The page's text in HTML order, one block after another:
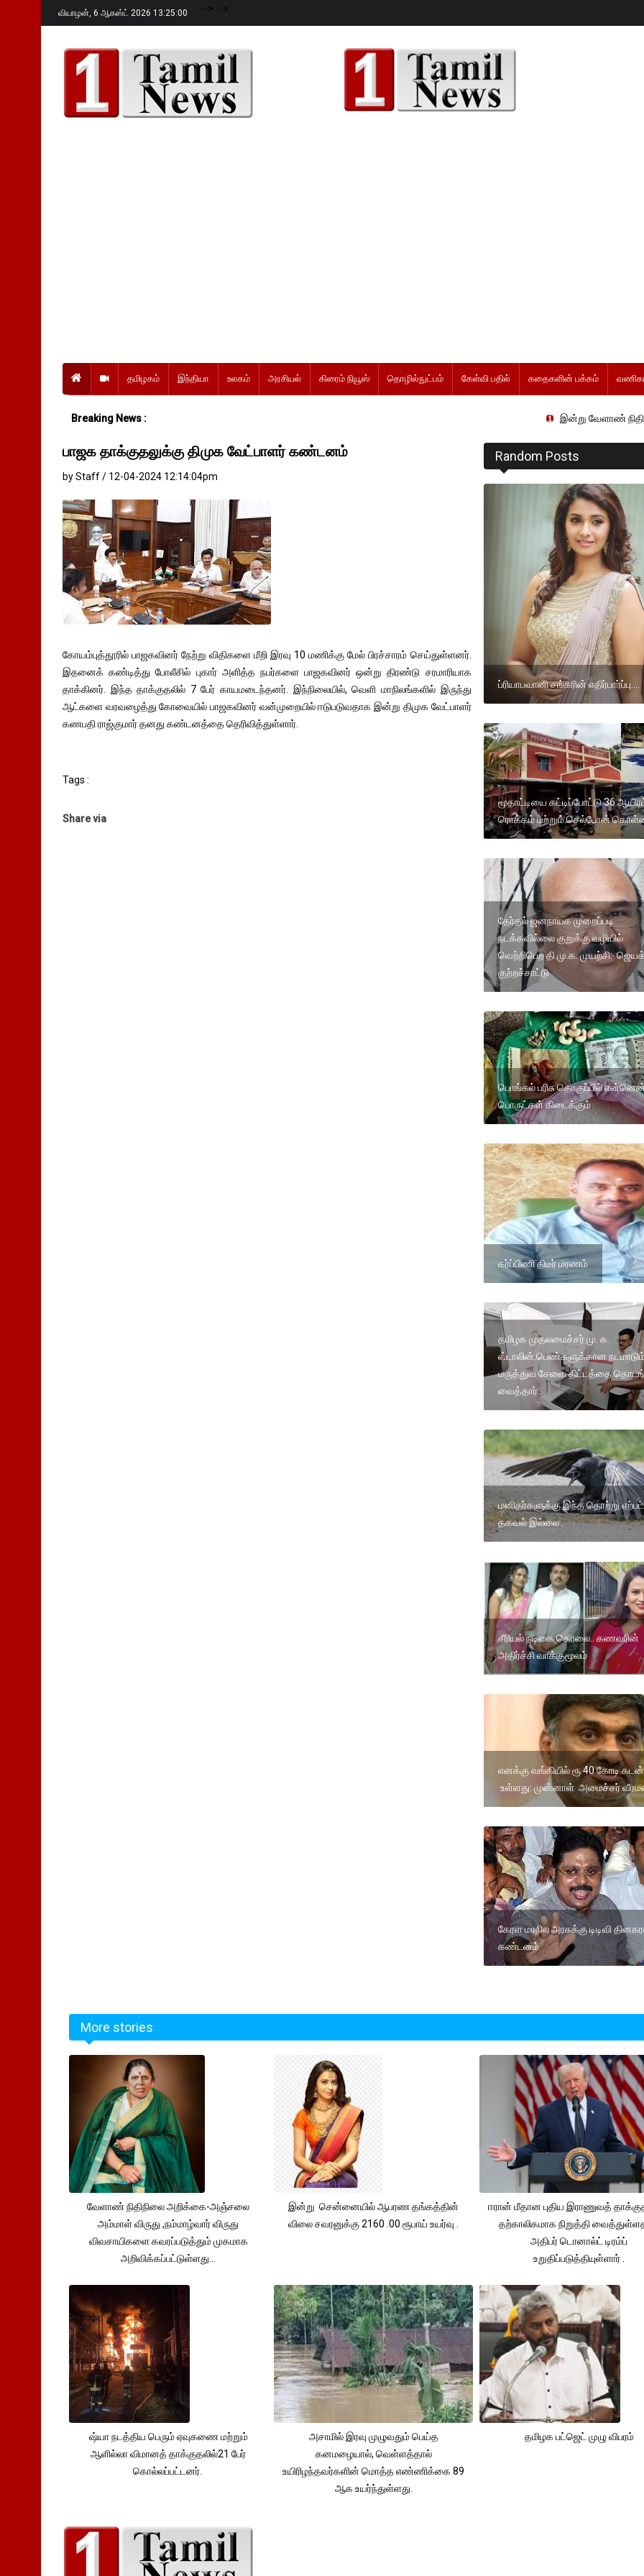
வியாழன், 6 ஆகஸ்ட் 2026 13:25:01 --> -->
தமிழகம் இந்தியா உலகம் அரசியல் கிரைம் நியூஸ் தொழில்நுட்பம் கேள்வி பதில் கதைகளின் பக்கம்
Breaking News : இன்று வேளாண் நிதிநிலை
பாஜக தாக்குதலுக்கு திமுக வேட்பாளர் கண்டனம்
by Staff / 12-04-2024 12:14:04pm
கோயம்புத்தூரில் பாஜகவினர் நேற்று விதிகளை மீறி இரவு 10 மணிக்கு மேல் பிரச்சாரம் செய்துள்ளனர்.
இதனைக் கண்டித்து போலீசில் புகார் அளித்த நபர்களை பாஜகவினர் ஒன்று திரண்டு சரமாரியாக
தாக்கினர். இந்த தாக்குதலில் 7 பேர் காயமடைந்தனர். இந்நிலையில், வெளி மாநிலங்களில் இருந்து
ஆட்களை வரவழைத்து கோவையில் பாஜகவினர் வன்முறையில் ஈடுபடுவதாக இன்று திமுக வேட்பாளர்
கணபதி ராஜ்குமார் தனது கண்டனத்தை தெரிவித்துள்ளார்.
Tags :
Share via
Random Posts
ப்ரியாபவானி சங்கரின் எதிர்பார்ப்பு....
மூதாட்டியை கட்டிப்போட்டு 36
ரொக்கம் மற்றும் செல்போன்
தேர்தல் ஜனநாயக முறைப்படி
நடக்கவில்லை குறுக்கு வழியில்
வெற்றிபெற தி.மு.க. முயற்சி:
குற்றச்சாட்டு
பொங்கல் பரிசு தொகுப்பில்
பொருட்கள் கிடைக்கும்
கர்ப்பிணி திடீர் மரணம்
தமிழக முதலமைச்சர் மு. க.
ஸ்டாலின்.பெண்களுக்கான
மருத்துவ சேவை திட்டத்தை
வைத்தார்..
மனிதர்களுக்கு இந்த தொற்று
தகவல் இல்லை .
சீரியல் நடிகை கொலை.. கணவரின்
அதிர்ச்சி வாக்குமூலம்
எனக்கு வங்கியில் ரூ 40 கோடி கடன்
உள்ளது: முன்னாள் அமைச்சர்
கேரள மாநில அரசுக்கு டிடிவி
கண்டனம்
More stories
வேளாண் நிதிநிலை அறிக்கை-அஞ்சலை
அம்மாள் விருது ,நம்மாழ்வார் விருது
விவசாயிகளை கவரப்படுத்தும் முகமாக
அறிவிக்கப்பட்டுள்ளது...
இன்று சென்னையில் ஆபரண தங்கத்தின்
விலை சவரனுக்கு 2160 .00 ரூபாய் உயர்வு .
ஈரான் மீதான புதிய இராணுவத்
தற்காலிகமாக நிறுத்தி
அதிபர் டொனால்ட் டிரம்ப்
உறுதிப்படுத்தியுள்ளார் .
ஷ்யா நடத்திய பெரும் ஏவுகணை மற்றும்
ஆளில்லா விமானத் தாக்குதலில்21 பேர்
கொல்லப்பட்டனர்.
அசாமில் இரவு முழுவதும் பெய்த
கனமழையால், வெள்ளத்தால்
உயிரிழந்தவர்களின் மொத்த எண்ணிக்கை 89
ஆக உயர்ந்துள்ளது.
தமிழக பட்ஜெட் முழு விபரம்